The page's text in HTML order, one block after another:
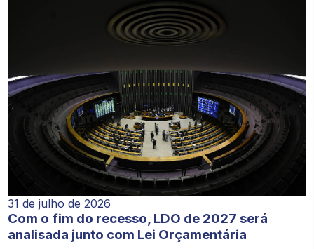
31 de julho de 2026
Com o fim do recesso, LDO de 2027 será
analisada junto com Lei Orçamentária